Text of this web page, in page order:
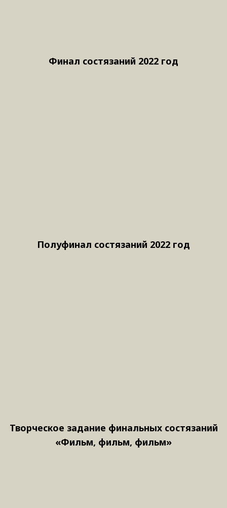
Финал состязаний 2022 год
Полуфинал состязаний 2022 год
Творческое задание финальных состязаний
«Фильм, фильм, фильм»